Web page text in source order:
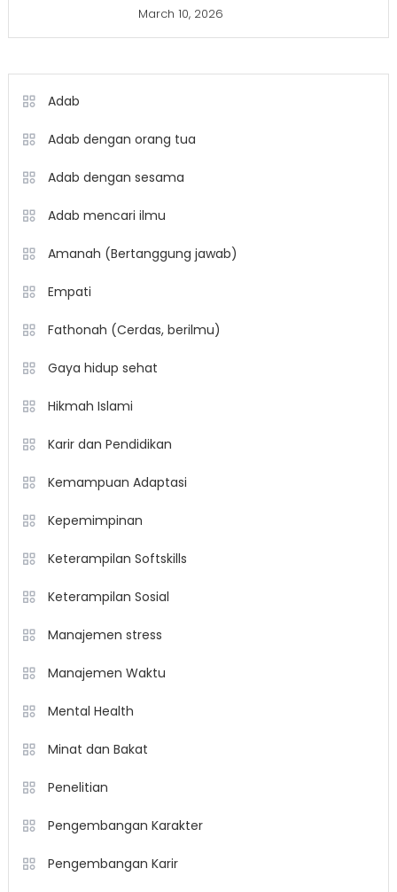
March 10, 2026
Adab
Adab dengan orang tua
Adab dengan sesama
Adab mencari ilmu
Amanah (Bertanggung jawab)
Empati
Fathonah (Cerdas, berilmu)
Gaya hidup sehat
Hikmah Islami
Karir dan Pendidikan
Kemampuan Adaptasi
Kepemimpinan
Keterampilan Softskills
Keterampilan Sosial
Manajemen stress
Manajemen Waktu
Mental Health
Minat dan Bakat
Penelitian
Pengembangan Karakter
Pengembangan Karir